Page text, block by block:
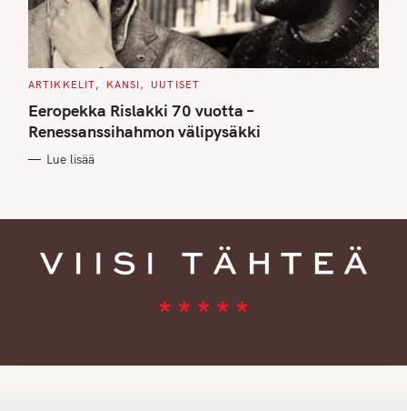
C
T
E
G
O
I
ARTIKKELIT KANSI UUTISET
Eeropekka Rislakki 70 vuotta –
Renessanssihahmon välipysäkki
Lue lisää